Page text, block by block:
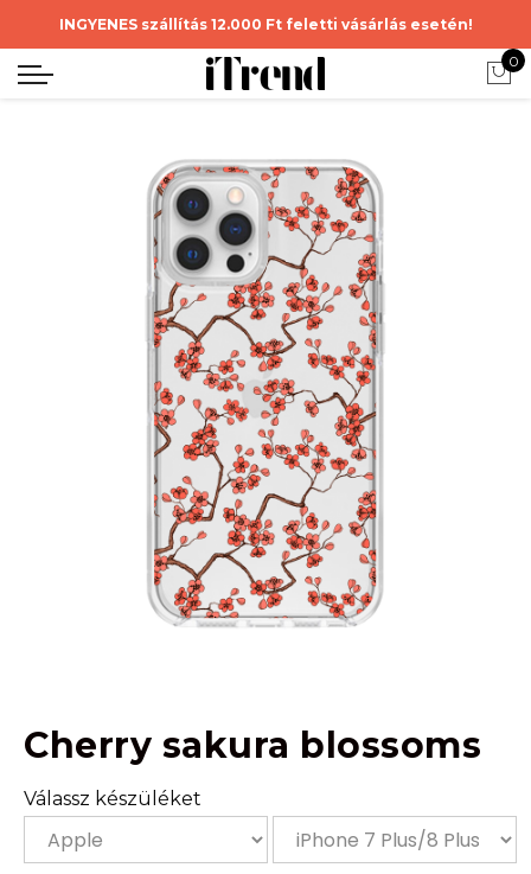
INGYENES szállítás 12.000 Ft feletti vásárlás esetén!
0
Cherry sakura blossoms
Válassz készüléket